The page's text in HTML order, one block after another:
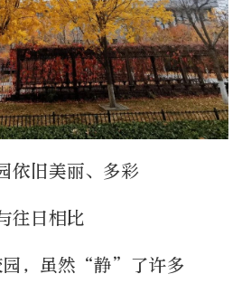
依旧美丽、多彩
往日相比
园，虽然“静”了许多